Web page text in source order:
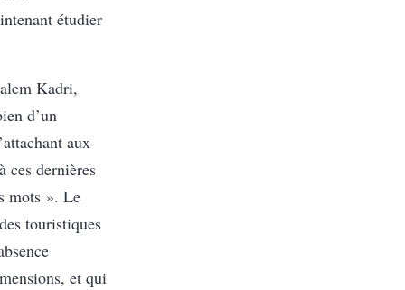
étudier
Kadri,
d’un
aux
ces dernières
mots ». Le
touristiques
et qui